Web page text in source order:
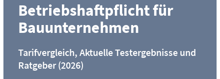
Betriebs­haftpflicht für
Bauunternehmen
Tarifvergleich, Aktuelle Testergebnisse und
Ratgeber (2026)